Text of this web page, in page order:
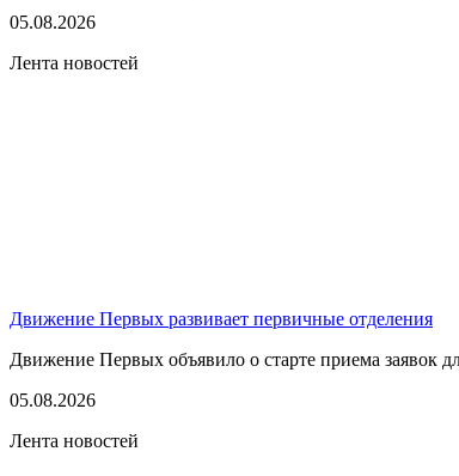
05.08.2026
Лента новостей
Движение Первых развивает первичные отделения
Движение Первых объявило о старте приема заявок
05.08.2026
Лента новостей